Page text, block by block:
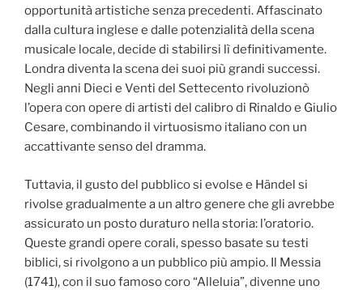
opportunità artistiche senza precedenti. Affascinato
dalla cultura inglese e dalle potenzialità della scena
musicale locale, decide di stabilirsi lì definitivamente.
Londra diventa la scena dei suoi più grandi successi.
Negli anni Dieci e Venti del Settecento rivoluzionò
l’opera con opere di artisti del calibro di Rinaldo e Giulio
Cesare, combinando il virtuosismo italiano con un
accattivante senso del dramma.
Tuttavia, il gusto del pubblico si evolse e Händel si
rivolse gradualmente a un altro genere che gli avrebbe
assicurato un posto duraturo nella storia: l’oratorio.
Queste grandi opere corali, spesso basate su testi
biblici, si rivolgono a un pubblico più ampio. Il Messia
(1741), con il suo famoso coro “Alleluia”, divenne uno